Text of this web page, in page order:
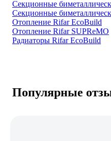
Секционные
Секционные
Отопление Rifar EcoBuild
Отопление Rifar SUPReMO
Радиаторы Rifar EcoBuild
Популярные